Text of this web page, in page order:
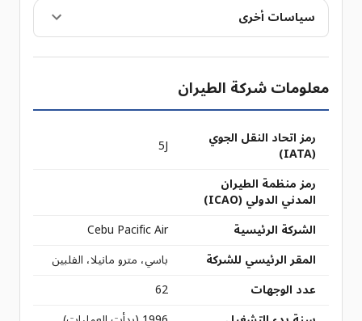
سياسات أخرى
معلومات شركة الطيران
رمز اتحاد النقل الجوي
(IATA)
5J
رمز منظمة الطيران
المدني الدولي (ICAO)
الشركة الرئيسية
Cebu Pacific Air
المقر الرئيسي للشركة
باسي، مترو مانيلا، الفلبين
عدد الوجهات
62